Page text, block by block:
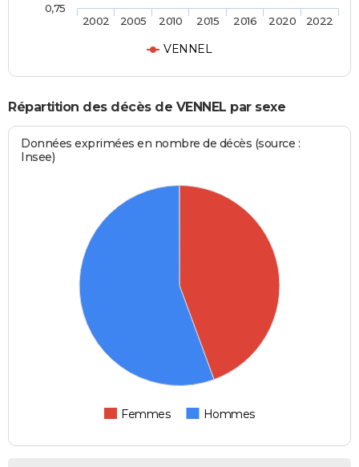
VENNEL
2002 2005 2010 2015 2016 2020 2022
0,75
Répartition des décès de VENNEL par sexe
Données exprimées en nombre de décès (source :
Insee)
Femmes Hommes